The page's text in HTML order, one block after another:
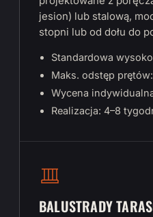
jesion) lub stalową,
stopni lub od dołu do
Standardowa
Maks. odstęp
Wycena
Realizacja: 4–8
BALUSTRADY